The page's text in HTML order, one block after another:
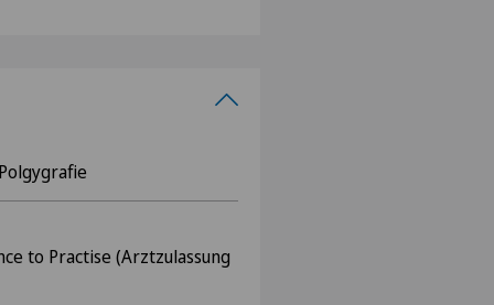
to Practise (Arztzulassung